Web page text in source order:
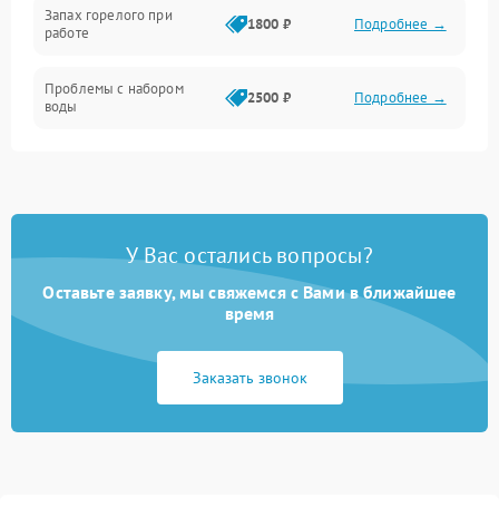
Запах горелого при
работе
1800 ₽ Подробнее →
Проблемы с набором
воды
2500 ₽ Подробнее →
Замена платы управления 2200 ₽ Подробнее →
У Вас остались вопросы?
Оставьте заявку, мы свяжемся с Вами в ближайшее
время
Заказать звонок